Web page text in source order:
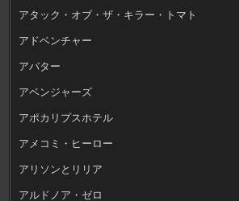
アタック・オブ・ザ・キラー・トマト
アドベンチャー
アバター
アベンジャーズ
アポカリプスホテル
アメコミ・ヒーロー
アリソンとリリア
アルドノア・ゼロ